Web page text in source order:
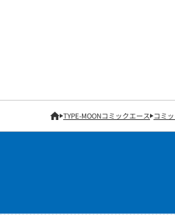
TYPE-MOONコミックエース コミ